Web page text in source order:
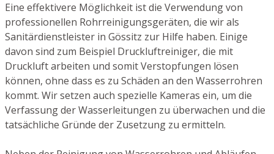
Eine effektivere Möglichkeit ist die Verwendung von
professionellen Rohrreinigungsgeräten, die wir als
Sanitärdienstleister in Gössitz zur Hilfe haben. Einige
davon sind zum Beispiel Druckluftreiniger, die mit
Druckluft arbeiten und somit Verstopfungen lösen
können, ohne dass es zu Schäden an den Wasserrohren
kommt. Wir setzen auch spezielle Kameras ein, um die
Verfassung der Wasserleitungen zu überwachen und die
tatsächliche Gründe der Zusetzung zu ermitteln.